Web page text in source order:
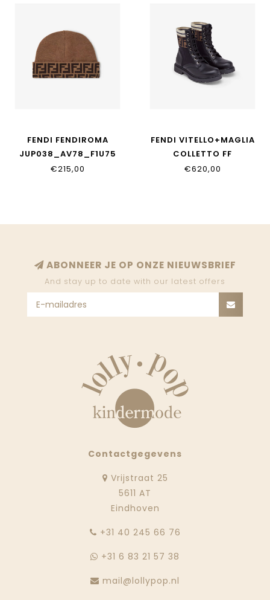
FENDI FENDIROMA
JUP038_AV78_F1U75
€215,00
FENDI VITELLO+MAGLIA
COLLETTO FF
JMR329_A8CU_F17SD
€620,00
ABONNEER JE OP ONZE NIEUWSBRIEF
And stay up to date with our latest offers
Contactgegevens
Vrijstraat 25
5611 AT
Eindhoven
‭+31 40 245 66 76
+31 6 83 21 57 38
mail@lollypop.nl